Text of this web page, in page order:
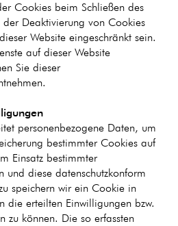
Cookies beim Schließen des
der Deaktivierung von Cookies
Website eingeschränkt sein.
auf dieser Website
Sie dieser
personenbezogene Daten, um
bestimmter Cookies auf
Einsatz bestimmter
und diese datenschutzkonform
speichern wir ein Cookie in
die erteilten Einwilligungen bzw.
zu können. Die so erfassten